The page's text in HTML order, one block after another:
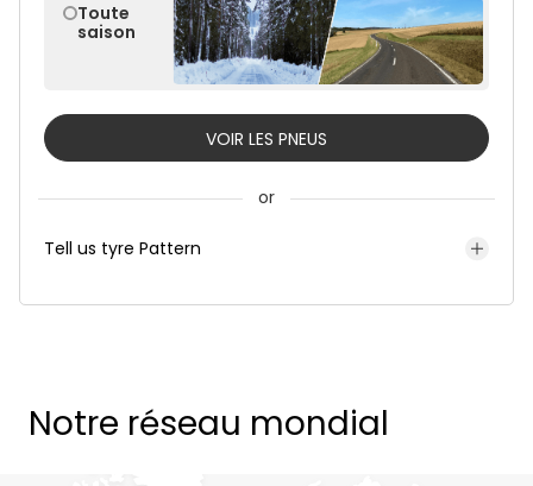
Toute
saison
VOIR LES PNEUS
or
Tell us tyre Pattern
Notre réseau mondial